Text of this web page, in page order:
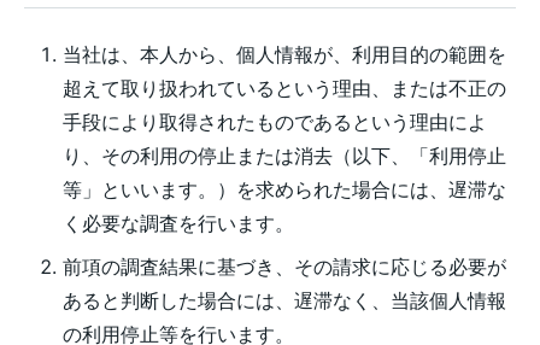
当社は、本人から、個人情報が、利用目的の範囲を
超えて取り扱われているという理由、または不正の
手段により取得されたものであるという理由によ
り、その利用の停止または消去（以下、「利用停止
等」といいます。）を求められた場合には、遅滞な
く必要な調査を行います。
前項の調査結果に基づき、その請求に応じる必要が
あると判断した場合には、遅滞なく、当該個人情報
の利用停止等を行います。